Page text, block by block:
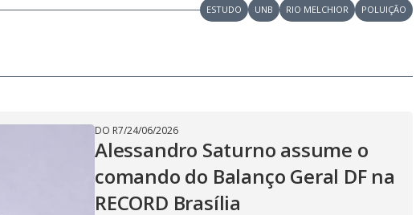
V
i
d
ESTUDO UNB RIO MELCHIOR POLUIÇÃO
DO R7/24/06/2026
Alessandro Saturno assume o
comando do Balanço Geral DF na
RECORD Brasília